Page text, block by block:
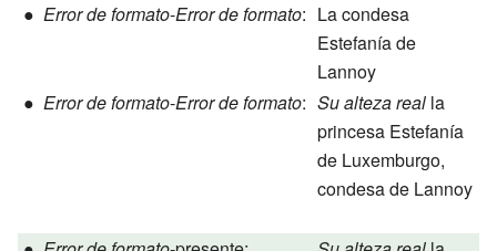
● Error de formato-Error de formato: La condesa
Estefanía de
Lannoy
● Error de formato-Error de formato: Su alteza real la
princesa Estefanía
de Luxemburgo,
condesa de Lannoy